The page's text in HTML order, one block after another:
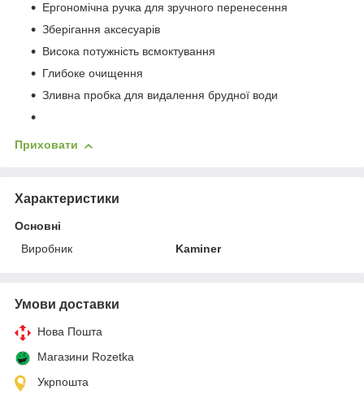
Ергономічна ручка для зручного перенесення
Зберігання аксесуарів
Висока потужність всмоктування
Глибоке очищення
Зливна пробка для видалення брудної води
Приховати
Характеристики
Основні
Виробник
Kaminer
Умови доставки
Нова Пошта
Магазини Rozetka
Укрпошта